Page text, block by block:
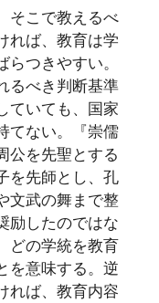
そこで教えるべ
れば、教育は学
つきやすい。
るべき判断基準
ていても、国家
てない。『崇儒
公を先聖とする
を先師とし、孔
文武の舞まで整
励したのではな
どの学統を教育
を意味する。逆
れば、教育内容